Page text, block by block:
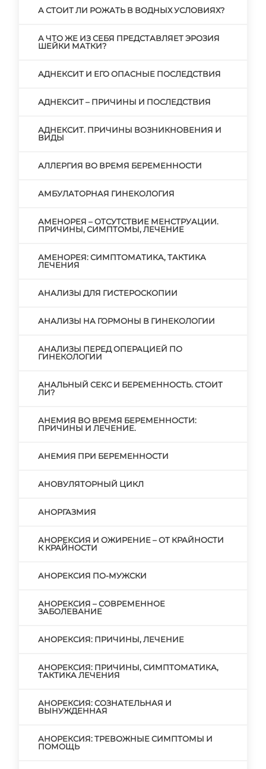
А СТОИТ ЛИ РОЖАТЬ В ВОДНЫХ УСЛОВИЯХ?
А ЧТО ЖЕ ИЗ СЕБЯ ПРЕДСТАВЛЯЕТ ЭРОЗИЯ
ШЕЙКИ МАТКИ?
АДНЕКСИТ И ЕГО ОПАСНЫЕ ПОСЛЕДСТВИЯ
АДНЕКСИТ – ПРИЧИНЫ И ПОСЛЕДСТВИЯ
АДНЕКСИТ. ПРИЧИНЫ ВОЗНИКНОВЕНИЯ И
ВИДЫ
АЛЛЕРГИЯ ВО ВРЕМЯ БЕРЕМЕННОСТИ
АМБУЛАТОРНАЯ ГИНЕКОЛОГИЯ
АМЕНОРЕЯ – ОТСУТСТВИЕ МЕНСТРУАЦИИ.
ПРИЧИНЫ, СИМПТОМЫ, ЛЕЧЕНИЕ
АМЕНОРЕЯ: СИМПТОМАТИКА, ТАКТИКА
ЛЕЧЕНИЯ
АНАЛИЗЫ ДЛЯ ГИСТЕРОСКОПИИ
АНАЛИЗЫ НА ГОРМОНЫ В ГИНЕКОЛОГИИ
АНАЛИЗЫ ПЕРЕД ОПЕРАЦИЕЙ ПО
ГИНЕКОЛОГИИ
АНАЛЬНЫЙ СЕКС И БЕРЕМЕННОСТЬ. СТОИТ
ЛИ?
АНЕМИЯ ВО ВРЕМЯ БЕРЕМЕННОСТИ:
ПРИЧИНЫ И ЛЕЧЕНИЕ.
АНЕМИЯ ПРИ БЕРЕМЕННОСТИ
АНОВУЛЯТОРНЫЙ ЦИКЛ
АНОРГАЗМИЯ
АНОРЕКСИЯ И ОЖИРЕНИЕ – ОТ КРАЙНОСТИ
К КРАЙНОСТИ
АНОРЕКСИЯ ПО-МУЖСКИ
АНОРЕКСИЯ – СОВРЕМЕННОЕ
ЗАБОЛЕВАНИЕ
АНОРЕКСИЯ: ПРИЧИНЫ, ЛЕЧЕНИЕ
АНОРЕКСИЯ: ПРИЧИНЫ, СИМПТОМАТИКА,
ТАКТИКА ЛЕЧЕНИЯ
АНОРЕКСИЯ: СОЗНАТЕЛЬНАЯ И
ВЫНУЖДЕННАЯ
АНОРЕКСИЯ: ТРЕВОЖНЫЕ СИМПТОМЫ И
ПОМОЩЬ